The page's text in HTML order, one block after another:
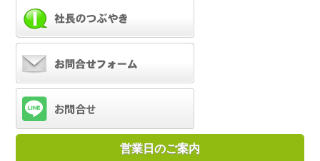
営業日のご案内